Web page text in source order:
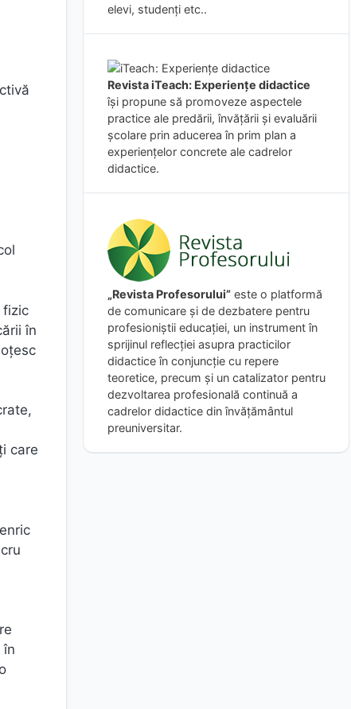
fizic
în
care
în
elevi, studenți etc..
Revista iTeach: Experienţe didactice
îşi propune să promoveze aspectele
practice ale predării, învăţării şi evaluării
şcolare prin aducerea în prim plan a
experienţelor concrete ale cadrelor
didactice.
„Revista Profesorului” este o platformă
de comunicare și de dezbatere pentru
profesioniștii educației, un instrument în
sprijinul reflecției asupra practicilor
didactice în conjuncție cu repere
teoretice, precum și un catalizator pentru
dezvoltarea profesională continuă a
cadrelor didactice din învățământul
preuniversitar.